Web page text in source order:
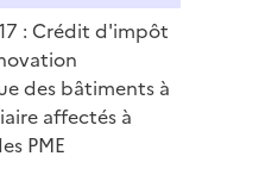
: Crédit d'impôt
des bâtiments à
affectés à
PME